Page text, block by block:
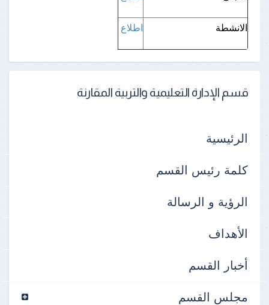
الانشطة اطلاع
قسم الإدارة التعليمية والتربية المقارنة
الرئيسية
كلمة رئيس القسم
الرؤية و الرسالة
الأهداف
أخبار القسم
مجلس القسم